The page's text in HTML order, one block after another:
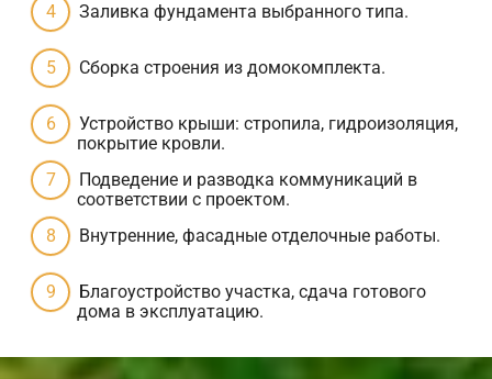
Заливка фундамента выбранного типа.
Сборка строения из домокомплекта.
Устройство крыши: стропила, гидроизоляция,
покрытие кровли.
Подведение и разводка коммуникаций в
соответствии с проектом.
Внутренние, фасадные отделочные работы.
Благоустройство участка, сдача готового
дома в эксплуатацию.